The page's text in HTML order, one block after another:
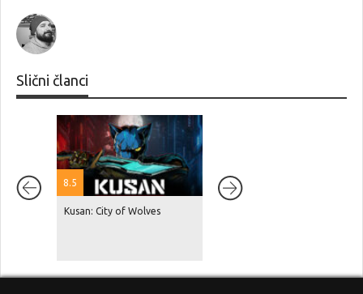
Slični članci
8.5
Kusan: City of Wolves